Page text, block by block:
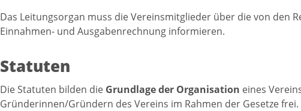
Das Leitungsorgan muss die Vereinsmitglieder über die von den
Einnahmen- und Ausgabenrechnung informieren.
Statuten
Die Statuten bilden die Grundlage der Organisation eines
Gründerinnen/Gründern des Vereins im Rahmen der Gesetze frei.